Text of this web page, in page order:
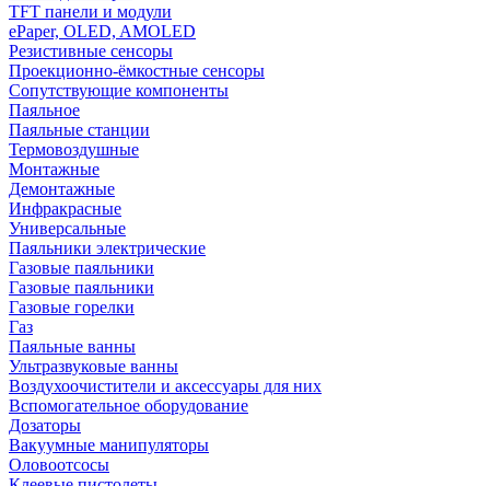
TFT панели и модули
ePaper, OLED, AMOLED
Резистивные сенсоры
Проекционно-ёмкостные сенсоры
Сопутствующие компоненты
Паяльное
Паяльные станции
Термовоздушные
Монтажные
Демонтажные
Инфракрасные
Универсальные
Паяльники электрические
Газовые паяльники
Газовые паяльники
Газовые горелки
Газ
Паяльные ванны
Ультразвуковые ванны
Воздухоочистители и аксессуары для них
Вспомогательное оборудование
Дозаторы
Вакуумные манипуляторы
Оловоотсосы